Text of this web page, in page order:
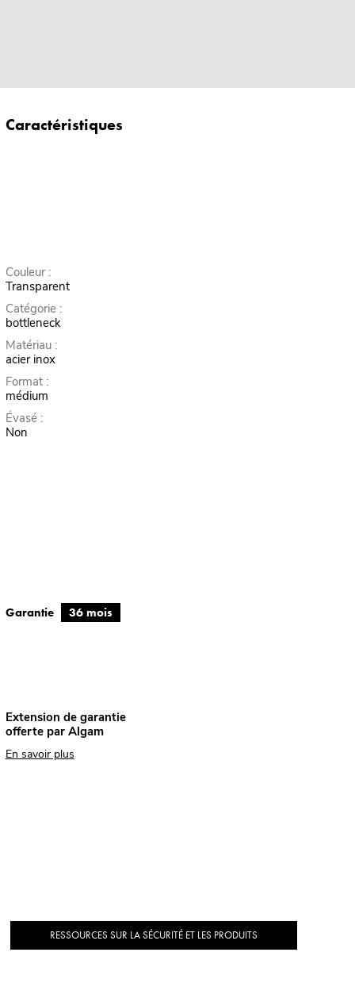
Caractéristiques
Couleur :
Transparent
Catégorie :
bottleneck
Matériau :
acier inox
Format :
médium
Évasé :
Non
Garantie 36 mois
Extension de garantie
offerte par Algam
En savoir plus
RESSOURCES SUR LA SÉCURITÉ ET LES PRODUITS